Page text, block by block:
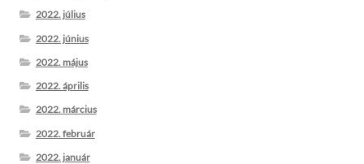
2022. július
2022. június
2022. május
2022. április
2022. március
2022. február
2022. január